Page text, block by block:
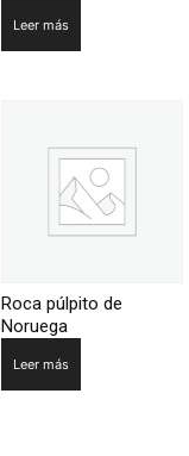
Leer más
Roca púlpito de
Noruega
Leer más